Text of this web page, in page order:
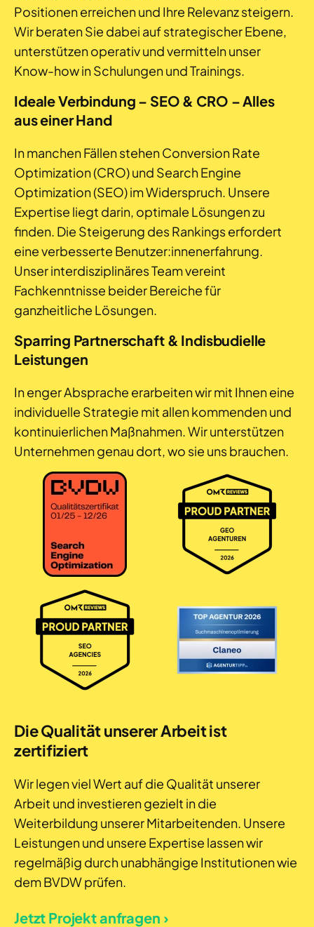
Positionen erreichen und Ihre Relevanz steigern.
Wir beraten Sie dabei auf strategischer Ebene,
unterstützen operativ und vermitteln unser
Know-how in Schulungen und Trainings.
Ideale Verbindung – SEO & CRO – Alles
aus einer Hand
In manchen Fällen stehen Conversion Rate
Optimization (CRO) und Search Engine
Optimization (SEO) im Widerspruch. Unsere
Expertise liegt darin, optimale Lösungen zu
finden. Die Steigerung des Rankings erfordert
eine verbesserte Benutzer:innenerfahrung.
Unser interdisziplinäres Team vereint
Fachkenntnisse beider Bereiche für
ganzheitliche Lösungen.
Sparring Partnerschaft & Indisbudielle
Leistungen
In enger Absprache erarbeiten wir mit Ihnen eine
individuelle Strategie mit allen kommenden und
kontinuierlichen Maßnahmen. Wir unterstützen
Unternehmen genau dort, wo sie uns brauchen.
Die Qualität unserer Arbeit ist
zertifiziert
Wir legen viel Wert auf die Qualität unserer
Arbeit und investieren gezielt in die
Weiterbildung unserer Mitarbeitenden. Unsere
Leistungen und unsere Expertise lassen wir
regelmäßig durch unabhängige Institutionen wie
dem BVDW prüfen.
Jetzt Projekt anfragen ›